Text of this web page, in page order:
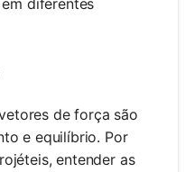
diferentes
de força são
e equilíbrio. Por
entender as